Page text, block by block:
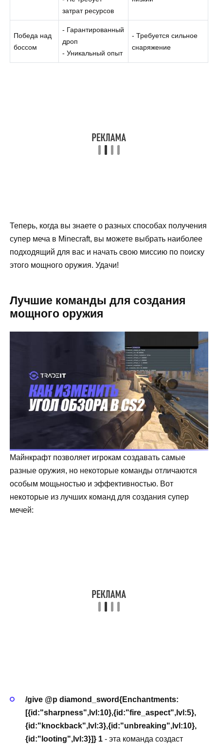
затрат ресурсов
Победа над
боссом
- Гарантированный
дроп
- Уникальный опыт
- Требуется сильное
снаряжение
Теперь, когда вы знаете о разных способах получения
супер меча в Minecraft, вы можете выбрать наиболее
подходящий для вас и начать свою миссию по поиску
этого мощного оружия. Удачи!
Лучшие команды для создания
мощного оружия
Майнкрафт позволяет игрокам создавать самые
разные оружия, но некоторые команды отличаются
особым мощьностью и эффективностью. Вот
некоторые из лучших команд для создания супер
мечей:
/give @p diamond_sword{Enchantments:
[{id:"sharpness",lvl:10},{id:"fire_aspect",lvl:5},
{id:"knockback",lvl:3},{id:"unbreaking",lvl:10},
{id:"looting",lvl:3}]} 1 - эта команда создаст